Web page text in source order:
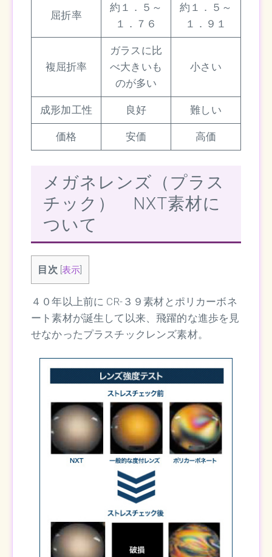
屈折率
約１．５～
１．７６
約１．５～
１．９１
複屈折率
ガラスに比
べ大きいも
のが多い
小さい
成形加工性 良好 難しい
価格 安価 高価
メガネレンズ（プラス
チック） NXT素材に
ついて
目次 [表示
４０年以上前に CR-３９素材とポリカーボネ
ート素材が誕生して以来、飛躍的な進歩を見
せなかったプラスチックレンズ素材。